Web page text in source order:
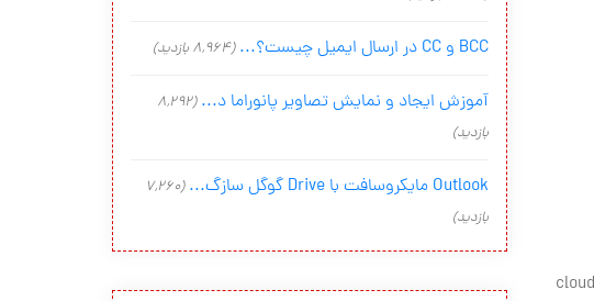
BCC و CC در ارسال ایمیل چیست؟... (8,964 بازدید)
آموزش ایجاد و نمایش تصاویر پانوراما د... (8,292
بازدید)
Outlook مایکروسافت با Drive گوگل سازگ...
(7,260
بازدید)